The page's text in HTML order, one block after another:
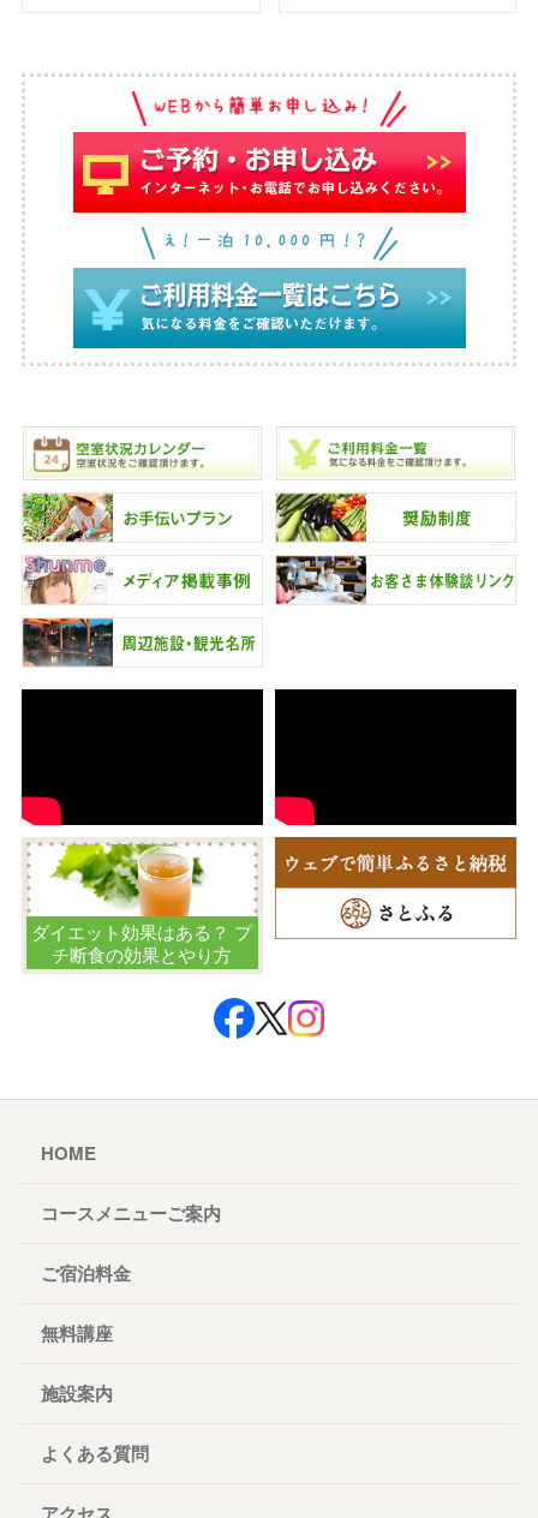
ダイエット効果はある？ プ
チ断食の効果とやり方
HOME
コースメニューご案内
ご宿泊料金
無料講座
施設案内
よくある質問